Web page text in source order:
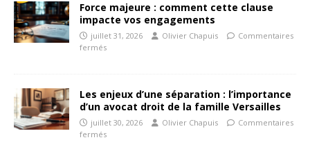
Force majeure : comment cette clause
impacte vos engagements
juillet 31, 2026 Olivier Chapuis
Commentaires
fermés
Les enjeux d’une séparation : l’importance
d’un avocat droit de la famille Versailles
juillet 30, 2026 Olivier Chapuis
Commentaires
fermés